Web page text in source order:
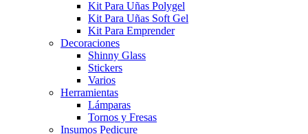
Kit Para Uñas Polygel
Kit Para Uñas Soft Gel
Kit Para Emprender
Decoraciones
Shinny Glass
Stickers
Varios
Herramientas
Lámparas
Tornos y Fresas
Insumos Pedicure